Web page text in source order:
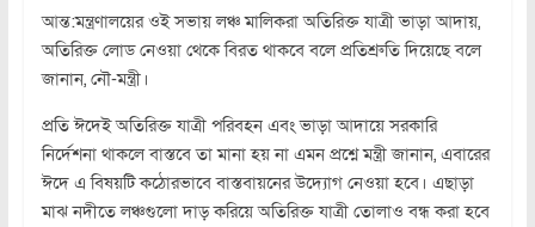
আন্ত:মন্ত্রণালয়ের ওই সভায় লঞ্চ মালিকরা অতিরিক্ত যাত্রী ভাড়া আদায়,
অতিরিক্ত লোড নেওয়া থেকে বিরত থাকবে বলে প্রতিশ্রুতি দিয়েছে বলে
জানান, নৌ-মন্ত্রী।
প্রতি ঈদেই অতিরিক্ত যাত্রী পরিবহন এবং ভাড়া আদায়ে সরকারি
নির্দেশনা থাকলে বাস্তবে তা মানা হয় না এমন প্রশ্নে মন্ত্রী জানান, এবারের
ঈদে এ বিষয়টি কঠোরভাবে বাস্তবায়নের উদ্যোগ নেওয়া হবে। এছাড়া
মাঝ নদীতে লঞ্চগুলো দাড় করিয়ে অতিরিক্ত যাত্রী তোলাও বন্ধ করা হবে